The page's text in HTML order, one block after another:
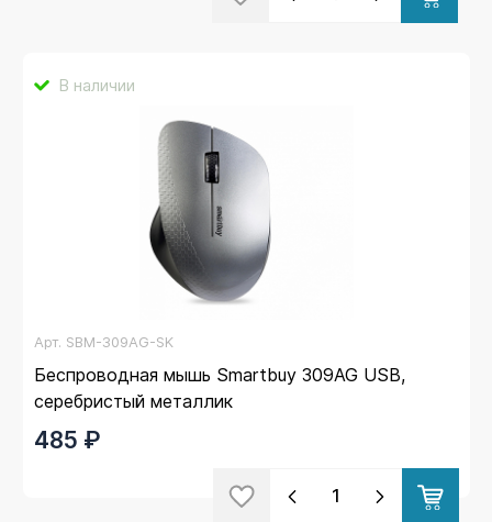
В наличии
Арт. SBM-309AG-SK
Беспроводная мышь Smartbuy 309AG USB,
серебристый металлик
485 ₽